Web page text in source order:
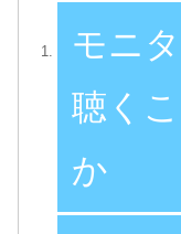
モニ
聴く
か